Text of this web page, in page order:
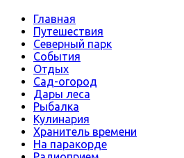
Главная
Путешествия
Северный парк
События
Отдых
Сад-огород
Дары леса
Рыбалка
Кулинария
Хранитель времени
На паракорде